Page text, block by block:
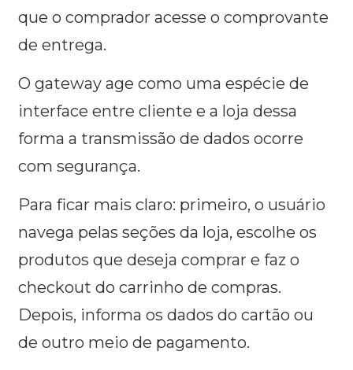
que o comprador acesse o comprovante
de entrega.
O gateway age como uma espécie de
interface entre cliente e a loja dessa
forma a transmissão de dados ocorre
com segurança.
Para ficar mais claro: primeiro, o usuário
navega pelas seções da loja, escolhe os
produtos que deseja comprar e faz o
checkout do carrinho de compras.
Depois, informa os dados do cartão ou
de outro meio de pagamento.